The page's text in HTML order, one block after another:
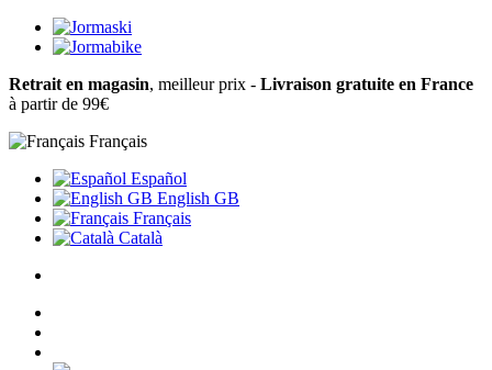
Retrait en magasin, meilleur prix - Livraison gratuite en France
à partir de 99€
Français
Español
English GB
Français
Català